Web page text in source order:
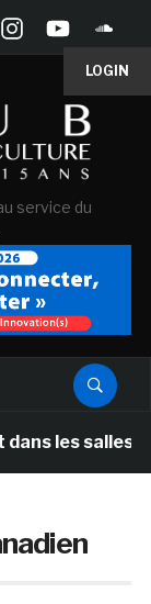
LOGIN
service du
salles de